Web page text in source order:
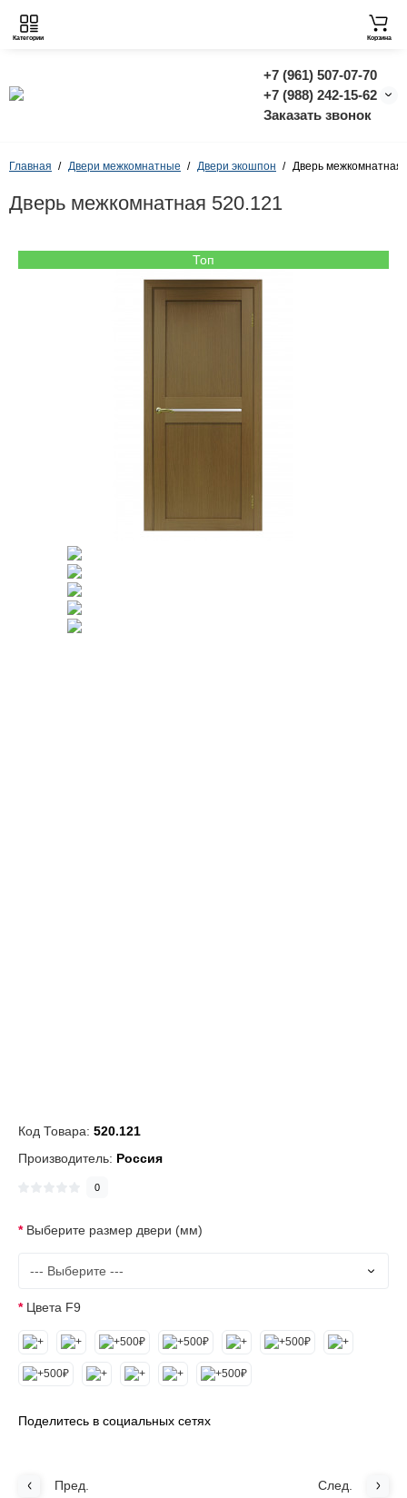
+7 (961) 507-07-70
+7 (988) 242-15-62
Заказать звонок
Категории Корзина
Главная Двери межкомнатные Двери экошпон Дверь межкомнатная
Дверь межкомнатная 520.121
Топ
Код Товара: 520.121
Производитель: Россия
0
Выберите размер двери (мм)
Цвета F9
Поделитесь в социальных сетях
Пред. След.